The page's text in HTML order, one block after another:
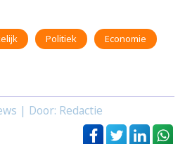
Politiek Economie
| Door: Redactie